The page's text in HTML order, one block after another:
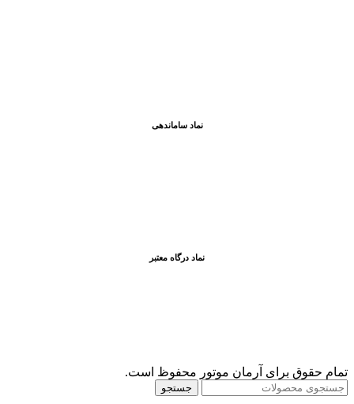
نماد ساماندهی
نماد درگاه معتبر
تمام حقوق برای آرمان موتور محفوظ است.
جستجو